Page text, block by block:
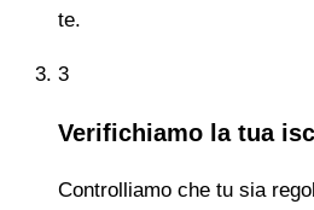
te.
3
Verifichiamo la tua
Controlliamo che tu sia